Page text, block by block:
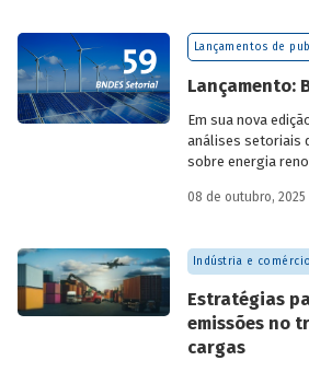
Lançamentos de
Lançamento:
Em sua nova
análises setoriais
sobre energia
urbanos (RSU) e
08 de outubro, 2025
Indústria e
Estratégias
emissões no
cargas